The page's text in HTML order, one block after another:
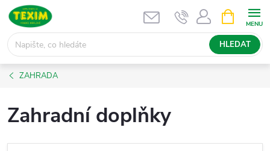
Přejít
obsah
HLEDAT
NÁKUPNÍ
KOŠÍK
ZAHRADA
Zahradní doplňky